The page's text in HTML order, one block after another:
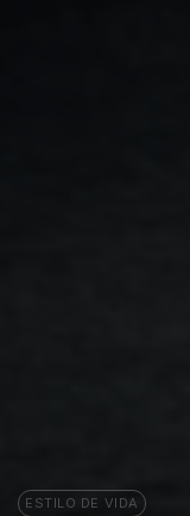
ESTILO DE VIDA